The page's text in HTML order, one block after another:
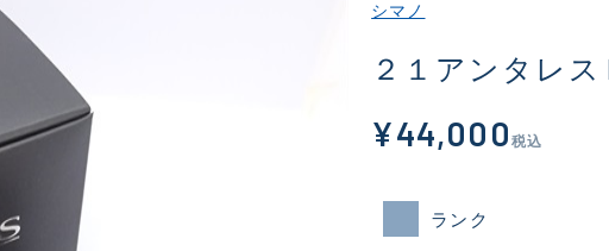
シマノ
２１アンタレス
¥44,000 税込
ランク